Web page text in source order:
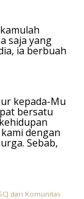
saja yang
ia berbuah
kepada-Mu
bersatu
dengan
Sebab,
dari Komunitas